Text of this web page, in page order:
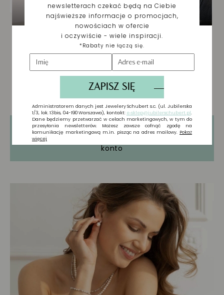
Tylko zarejestrowani użytkownicy mogą
pisać Recenzje. Proszę
konto